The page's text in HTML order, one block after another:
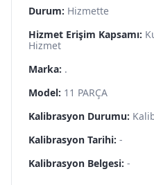
Durum: Hizmette
Hizmet Erişim Kapsamı:
Hizmet
Marka: .
Model: 11 PARÇA
Kalibrasyon Durumu:
Kalibrasyon Tarihi: -
Kalibrasyon Belgesi: -